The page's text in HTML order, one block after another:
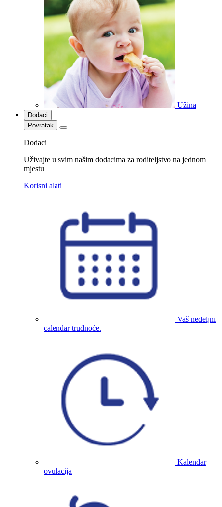
Užina
Dodaci
Povratak
Dodaci
Uživajte u svim našim dodacima za roditeljstvo na jednom
mjestu
Korisni alati
Vaš nedeljni
calendar trudnoće.
Kalendar
ovulacija